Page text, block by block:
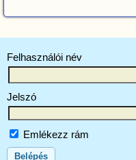
Felhasználói név
Jelszó
Emlékezz rám